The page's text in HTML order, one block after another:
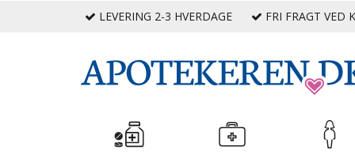
LEVERING 2-3 HVERDAGE FRI FRAGT VED